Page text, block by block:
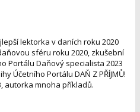
lektorka v daních roku 2020
sféru roku 2020, zkušební
Portálu Daňový specialista 2023
Účetního Portálu DAŇ Z PŘÍJMŮ!
autorka mnoha příkladů.